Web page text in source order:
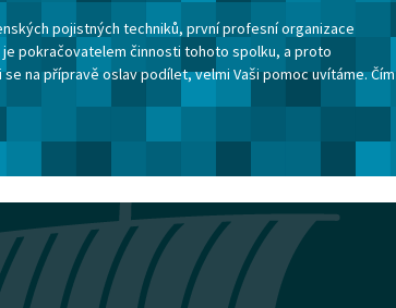
pojistných techniků, první profesní organizace
je pokračovatelem činnosti tohoto spolku, a proto
na přípravě oslav podílet, velmi Vaši pomoc uvítáme. Čím